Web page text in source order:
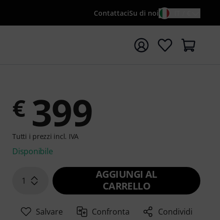
ContattaciSu di noi
la ricerca con il termine di ricerca {searchTerm}
€ 399
Tutti i prezzi incl. IVA
Disponibile
1
AGGIUNGI AL
CARRELLO
Salvare Confronta Condividi